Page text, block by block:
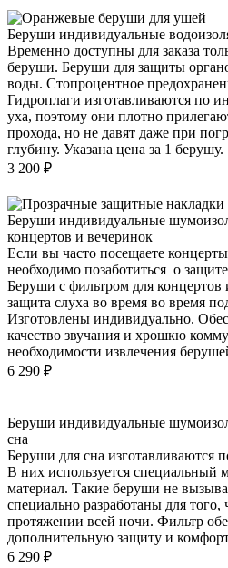
Беруши индивидуальные
Временно доступны для заказа
беруши. Беруши для защиты
воды. Стопроцентное
Гидроплаги изготавливаются по
уха, поэтому они плотно
прохода, но не давят даже при
глубину. Указана цена за 1 берушу.
3 200 ₽
Беруши индивидуальные
концертов и вечеринок
Если вы часто посещаете
необходимо позаботиться о
Беруши с фильтром для концертов
защита слуха во время во время
Изготовлены индивидуально.
качество звучания и хрошкю
необходимости извлечения
6 290 ₽
Беруши индивидуальные
сна
Беруши для сна изготавливаются
В них используется специальный
материал. Такие беруши не
специально разработаны для того,
протяжении всей ночи. Фильтр
дополнительную защиту и
6 290 ₽